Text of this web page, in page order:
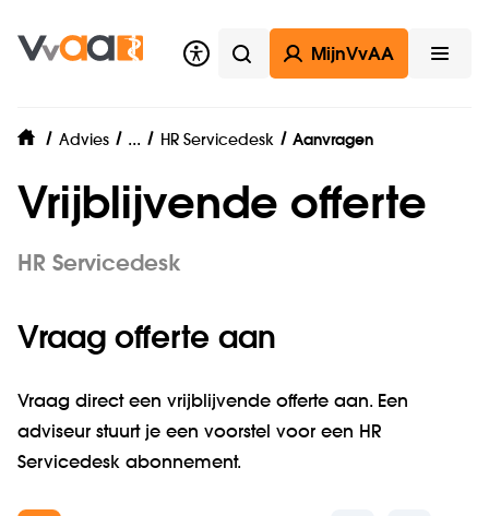
Zoeken
MijnVvAA
home
Advies ... Werkgeverszaken
HR Servicedesk Aanvragen
Vrijblijvende offerte
HR Servicedesk
Vraag offerte aan
Vraag direct een vrijblijvende offerte aan. Een
adviseur stuurt je een voorstel voor een HR
Servicedesk abonnement.